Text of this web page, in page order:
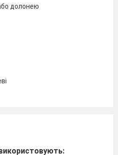
долонею